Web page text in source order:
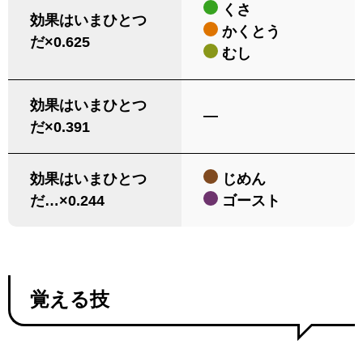
効果はいまひとつ
だ×0.625
くさ
かくとう
むし
効果はいまひとつ
だ×0.391
―
効果はいまひとつ
だ…×0.244
じめん
ゴースト
覚える技